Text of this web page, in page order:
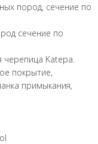
пород, сечение по
сечение по
черепица Katepa.
покрытие,
примыкания,